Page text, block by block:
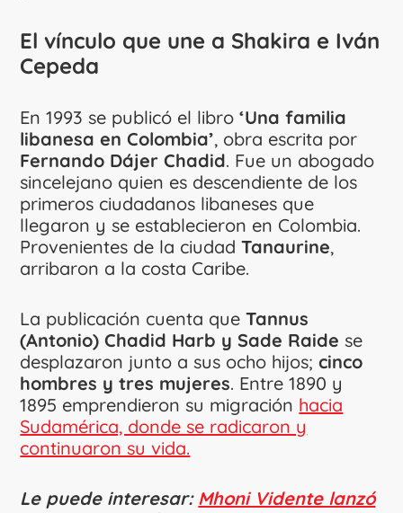
El vínculo que une a Shakira e Iván
Cepeda
En 1993 se publicó el libro‘Una familia
libanesa en Colombia’, obra escrita por
Fernando Dájer Chadid. Fue un abogado
sincelejano quien es descendiente de los
primeros ciudadanos libaneses que
llegaron y se establecieron en Colombia.
Provenientes de la ciudadTanaurine,
arribaron a la costa Caribe.
La publicación cuenta queTannus
(Antonio) Chadid Harb y Sade Raide se
desplazaron junto a sus ocho hijos;cinco
hombres y tres mujeres. Entre 1890 y
1895 emprendieron su migración hacia
Sudamérica, donde se radicaron y
continuaron su vida.
Le puede interesar: Mhoni Vidente lanzó